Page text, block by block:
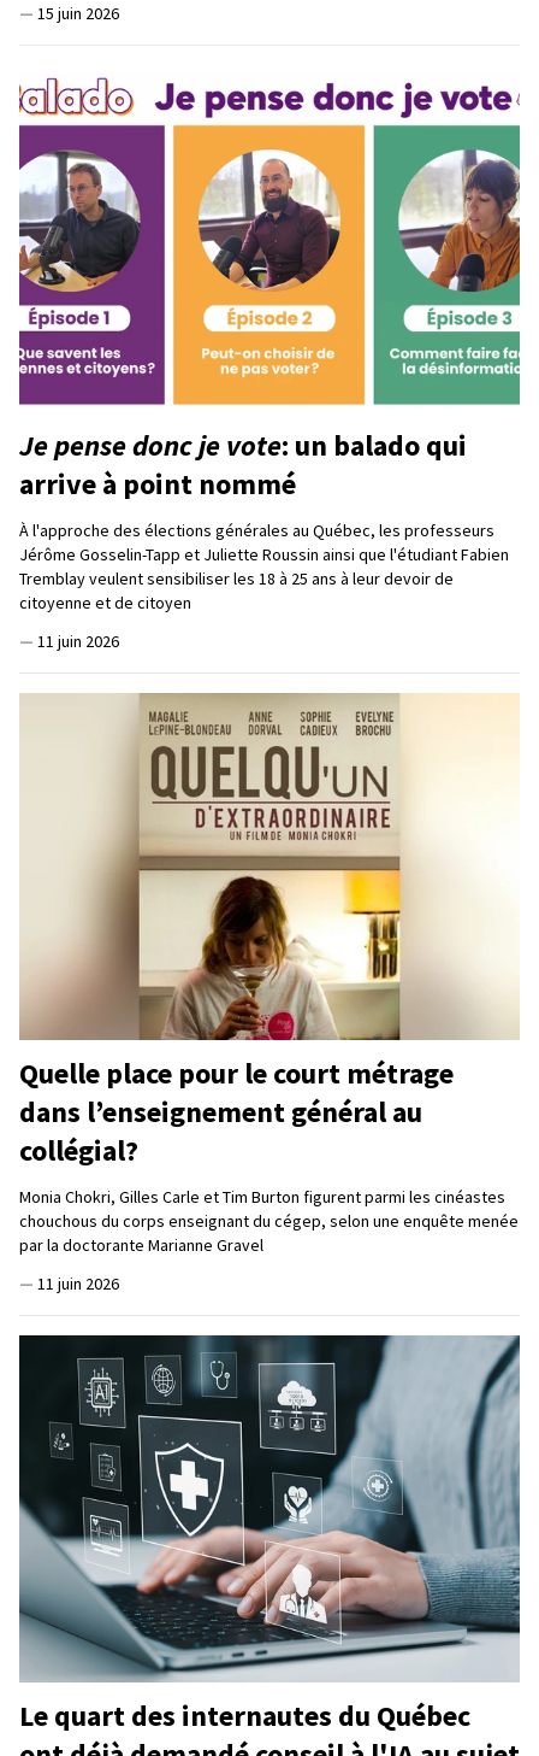
— 15 juin 2026
Je pense donc je vote: un balado qui
arrive à point nommé
À l'approche des élections générales au Québec, les professeurs
Jérôme Gosselin-Tapp et Juliette Roussin ainsi que l'étudiant Fabien
Tremblay veulent sensibiliser les 18 à 25 ans à leur devoir de
citoyenne et de citoyen
— 11 juin 2026
Quelle place pour le court métrage
dans l’enseignement général au
collégial?
Monia Chokri, Gilles Carle et Tim Burton figurent parmi les cinéastes
chouchous du corps enseignant du cégep, selon une enquête menée
par la doctorante Marianne Gravel
— 11 juin 2026
Le quart des internautes du Québec